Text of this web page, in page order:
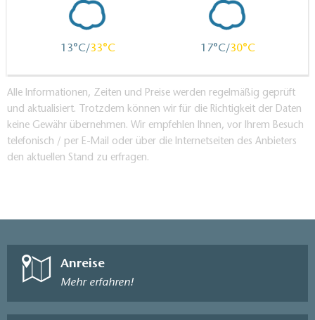
13 33 17 30
Alle Informationen, Zeiten und Preise werden regelmäßig geprüft
und aktualisiert. Trotzdem können wir für die Richtigkeit der Daten
keine Gewähr übernehmen. Wir empfehlen Ihnen, vor Ihrem Besuch
telefonisch / per E-Mail oder über die Internetseiten des Anbieters
den aktuellen Stand zu erfragen.
Anreise
Mehr erfahren!